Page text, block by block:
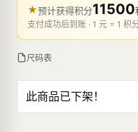
★预计获得积分11500
支付成功后到账 · 1 元 = 1 积
尺码表
此商品已下架！